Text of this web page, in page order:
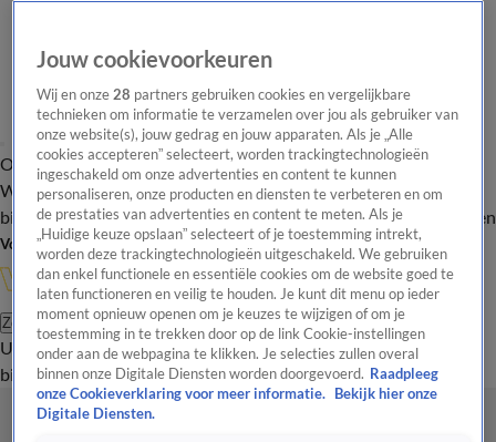
Overzicht Onze programma's Uitzendingen Onze gezichten
In de
WandelgangenInterviewsUitzending
bijwonenPodcastShopVeelgestelde vragenKijkersvraag insturen
Volg Vandaag Inside
Zoeken
UitzendingenVandaag InsideDe OranjezomerShopUitzending
bijwonen
Jouw cookievoorkeuren
Wij en onze28 partners gebruiken cookies en vergelijkbare
technieken om informatie te verzamelen over jou als gebruiker van
onze website(s), jouw gedrag en jouw apparaten. Als je „Alle
cookies accepteren” selecteert, worden trackingtechnologieën
ingeschakeld om onze advertenties en content te kunnen
personaliseren, onze producten en diensten te verbeteren en om
de prestaties van advertenties en content te meten. Als je
„Huidige keuze opslaan” selecteert of je toestemming intrekt,
worden deze trackingtechnologieën uitgeschakeld. We gebruiken
dan enkel functionele en essentiële cookies om de website goed te
laten functioneren en veilig te houden. Je kunt dit menu op ieder
moment opnieuw openen om je keuzes te wijzigen of om je
toestemming in te trekken door op de link Cookie-instellingen
onder aan de webpagina te klikken. Je selecties zullen overal
binnen onze Digitale Diensten worden doorgevoerd. Raadpleeg
onze Cookieverklaring voor meer informatie.
Bekijk hier onze
Digitale Diensten.